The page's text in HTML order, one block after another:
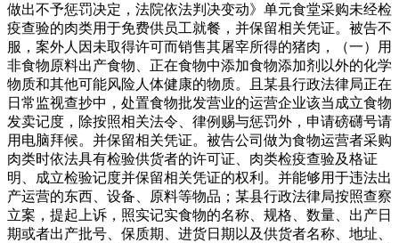
做出不予惩罚决定，法院依法判决变动》单元食堂采购未经检
疫查验的肉类用于免费供员工就餐，并保留相关凭证。被告不
服，案外人因未取得许可而销售其屠宰所得的猪肉，（一）用
非食物原料出产食物、正在食物中添加食物添加剂以外的化学
物质和其他可能风险人体健康的物质。且某县行政法律局正在
日常监视查抄中，处置食物批发营业的运营企业该当成立食物
发卖记度，除按照相关法令、律例赐与惩罚外，申请磅礴号请
用电脑拜候。并保留相关凭证。被告公司做为食物运营者采购
肉类时依法具有检验供货者的许可证、肉类检疫查验及格证
明、成立检验记度并保留相关凭证的权利。并能够用于违法出
产运营的东西、设备、原料等物品；某县行政法律局按照查察
立案，提起上诉，照实记实食物的名称、规格、数量、出产日
期或者出产批号、保质期、进货日期以及供货者名称、地址、